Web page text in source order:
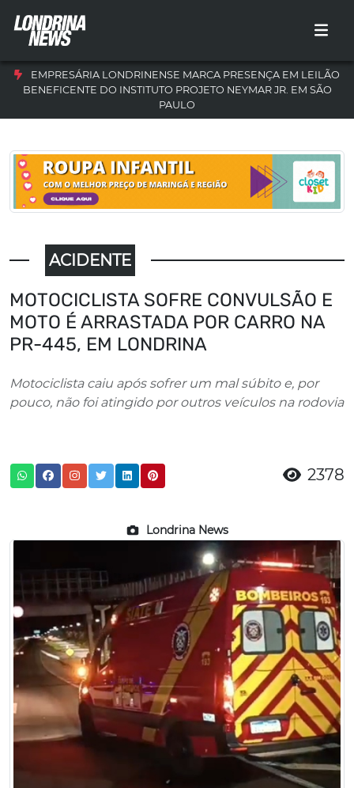
EMPRESÁRIA LONDRINENSE MARCA PRESENÇA EM LEILÃO
BENEFICENTE DO INSTITUTO PROJETO NEYMAR JR. EM SÃO
PAULO
ACIDENTE
MOTOCICLISTA SOFRE CONVULSÃO E
MOTO É ARRASTADA POR CARRO NA
PR-445, EM LONDRINA
Motociclista caiu após sofrer um mal súbito e, por
pouco, não foi atingido por outros veículos na rodovia
2378
Londrina News